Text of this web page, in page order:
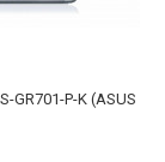
GR701-P-K (ASUS